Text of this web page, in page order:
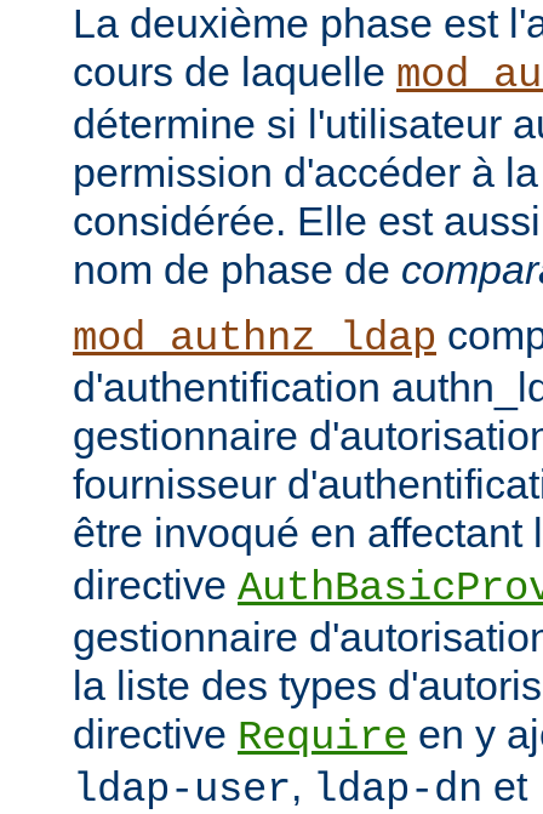
La deuxième phase est
cours de laquelle
détermine si l'utilisateur
permission d'accéder à
considérée. Elle est
nom de phase de
mod_authnz_ldap
d'authentification
gestionnaire
fournisseur
être invoqué en
directive
gestionnaire
la liste des types
directive Require en y
ldap-user, ldap-dn et